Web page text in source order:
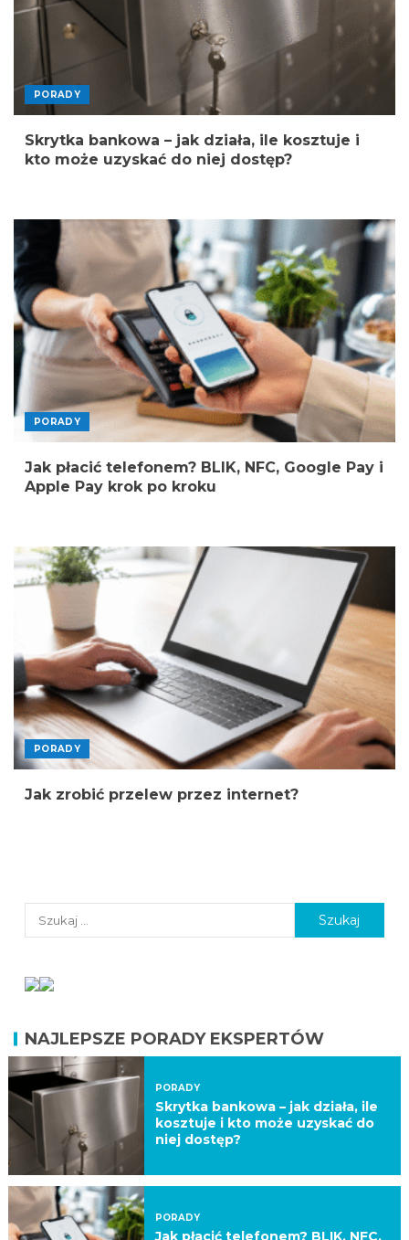
PORADY
Skrytka bankowa – jak działa, ile kosztuje i
kto może uzyskać do niej dostęp?
PORADY
Jak płacić telefonem? BLIK, NFC, Google Pay i
Apple Pay krok po kroku
PORADY
Jak zrobić przelew przez internet?
NAJLEPSZE PORADY EKSPERTÓW
PORADY
Skrytka bankowa – jak działa, ile
kosztuje i kto może uzyskać do
niej dostęp?
PORADY
Jak płacić telefonem? BLIK, NFC,